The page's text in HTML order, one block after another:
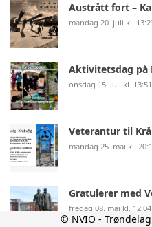
Austrått fort –
mandag 20. juli kl.
Aktivitetsdag på
onsdag 15. juli kl. 13:51
Veterantur til
mandag 25. mai kl.
Gratulerer med
fredag 08. mai kl. 12:04
© NVIO -